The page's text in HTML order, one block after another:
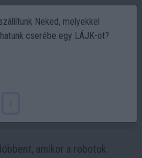
amikor a robotok
Neked, melyekkel
cserébe egy LÁJK-ot?